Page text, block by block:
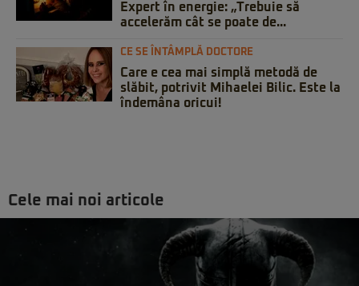
Expert în energie: „Trebuie să
accelerăm cât se poate de...
CE SE ÎNTÂMPLĂ DOCTORE
Care e cea mai simplă metodă de
slăbit, potrivit Mihaelei Bilic. Este la
îndemâna oricui!
Cele mai noi articole